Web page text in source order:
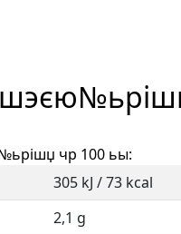
чр 100 ьы:
305 kJ / 73 kcal
2,1 g